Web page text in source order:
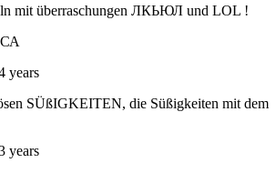
mit überraschungen ЛКЬЮЛ und LOL !
years
SÜßIGKEITEN, die Süßigkeiten mit dem
years